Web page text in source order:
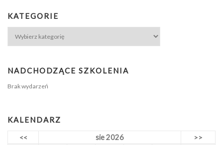
KATEGORIE
NADCHODZĄCE SZKOLENIA
Brak wydarzeń
KALENDARZ
<< sie 2026 >>